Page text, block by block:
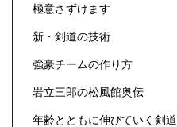
極意さずけます
新・剣道の技術
強豪チームの作り方
岩立三郎の松風館奥伝
年齢とともに伸びていく剣道